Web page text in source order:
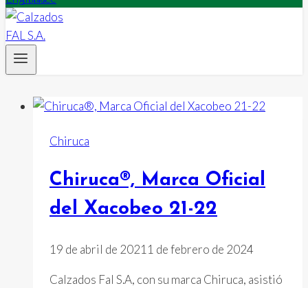
Chiruca
Chiruca®, Marca Oficial
del Xacobeo 21-22
19 de abril de 2021 1 de febrero de 2024
Calzados Fal S.A, con su marca Chiruca, asistió